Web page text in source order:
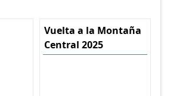
Vuelta a la Montaña
Central 2025